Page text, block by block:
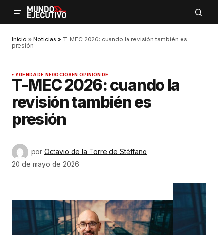
Inicio » Noticias » T-MEC 2026: cuando la revisión también es
presión
AGENDA DE NEGOCIOSEN OPINIÓN DE
T-MEC 2026: cuando la
revisión también es
presión
por Octavio de la Torre de Stéffano
20 de mayo de 2026